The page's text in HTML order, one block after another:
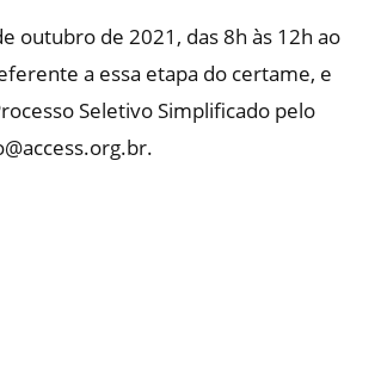
outubro de 2021, das 8h às 12h ao
a essa etapa do certame, e
Seletivo Simplificado pelo